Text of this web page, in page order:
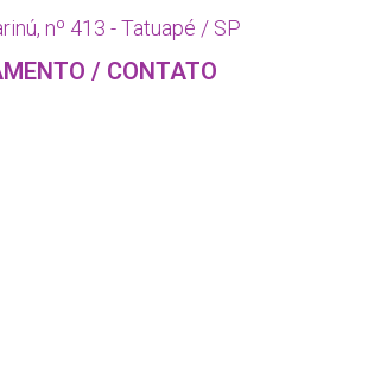
nº 413 - Tatuapé / SP
/ CONTATO